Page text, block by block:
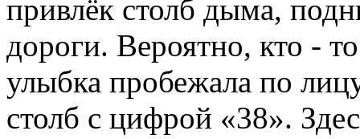
привлёк столб дыма,
дороги. Вероятно, кто -
улыбка пробежала по
столб с цифрой «38».